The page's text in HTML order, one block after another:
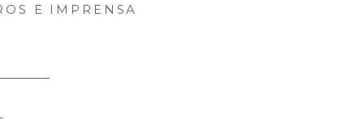
E IMPRENSA